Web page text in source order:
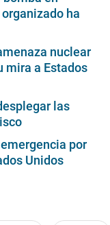
ha
nuclear
mira a Estados
las
por
Unidos